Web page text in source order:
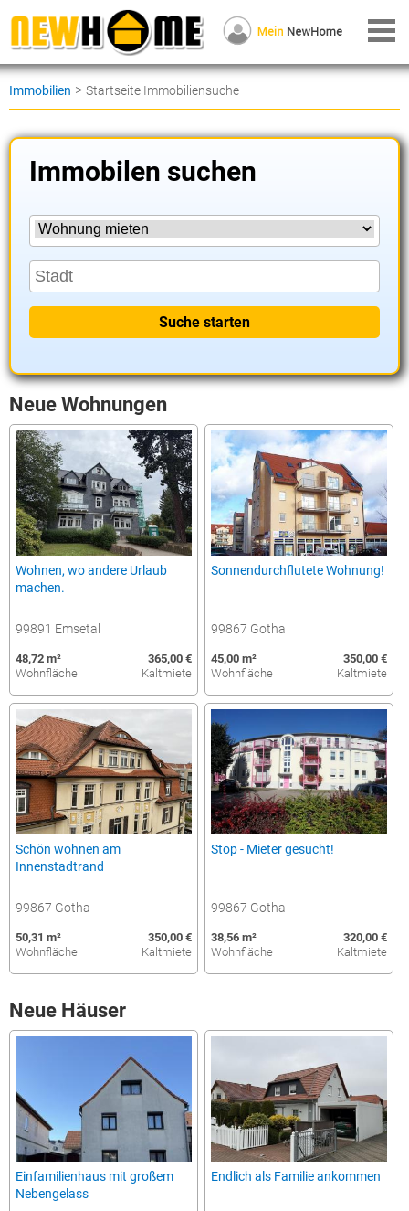
Immobilien > Startseite Immobiliensuche
Immobilen suchen
Suche starten
Neue Wohnungen
Wohnen, wo andere Urlaub
machen.
99891 Emsetal
48,72 m²
Wohnfläche
365,00 €
Kaltmiete
Sonnendurchflutete Wohnung!
99867 Gotha
45,00 m²
Wohnfläche
350,00 €
Kaltmiete
Schön wohnen am
Innenstadtrand
99867 Gotha
50,31 m²
Wohnfläche
350,00 €
Kaltmiete
Stop - Mieter gesucht!
99867 Gotha
38,56 m²
Wohnfläche
320,00 €
Kaltmiete
Neue Häuser
Einfamilienhaus mit großem
Nebengelass
Endlich als Familie ankommen